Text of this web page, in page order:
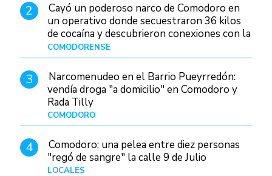
2
Cayó un poderoso narco de Comodoro en
un operativo donde secuestraron 36 kilos
de cocaína y descubrieron conexiones con la
Patagonia
COMODORENSE
3
Narcomenudeo en el Barrio Pueyrredón:
vendía droga "a domicilio" en Comodoro y
Rada Tilly
COMODORO
4
Comodoro: una pelea entre diez personas
"regó de sangre" la calle 9 de Julio
LOCALES